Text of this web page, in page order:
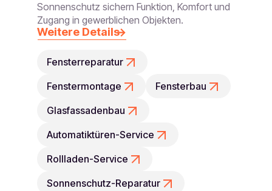
Sonnenschutz sichern Funktion, Komfort und
Zugang in gewerblichen Objekten.
Weitere Details
Fensterreparatur
Fenstermontage
Fensterbau
Glasfassadenbau
Automatiktüren-Service
Rollladen-Service
Sonnenschutz-Reparatur